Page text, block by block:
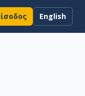
English